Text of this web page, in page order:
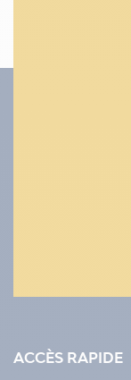
ACCÈS RAPIDE